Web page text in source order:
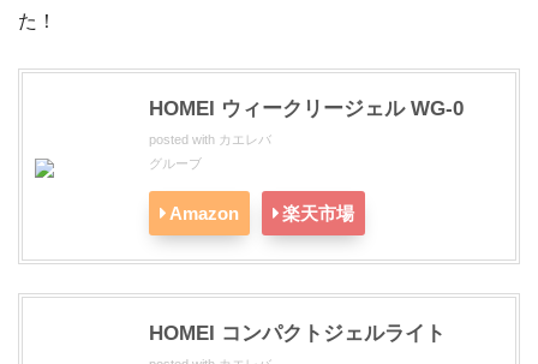
とっても簡単でオシャレなウィークリージェルネイルを使
以上、ウィークリージェルネイルのレビューを紹介しまし
HOMEI ウィークリージェル WG-0
posted withカエレバ
グルーブ
Amazon 楽天市場